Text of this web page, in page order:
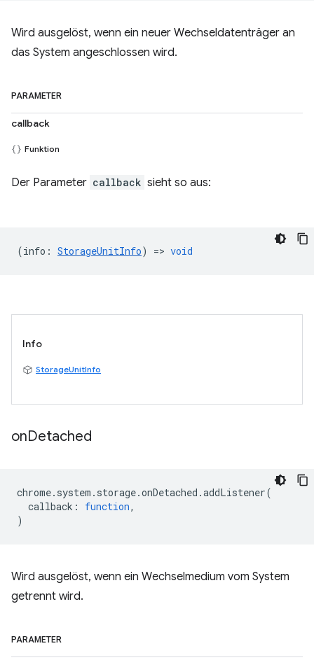
Wird ausgelöst, wenn ein neuer Wechseldatenträger an
das System angeschlossen wird.
PARAMETER
callback
Funktion
Der Parameter callback sieht so aus:
(info : StorageUnitInfo) => void
Info
StorageUnitInfo
onDetached
chrome. system . storage.onDetached .addListener(
callback : function,
)
Wird ausgelöst, wenn ein Wechselmedium vom System
getrennt wird.
PARAMETER